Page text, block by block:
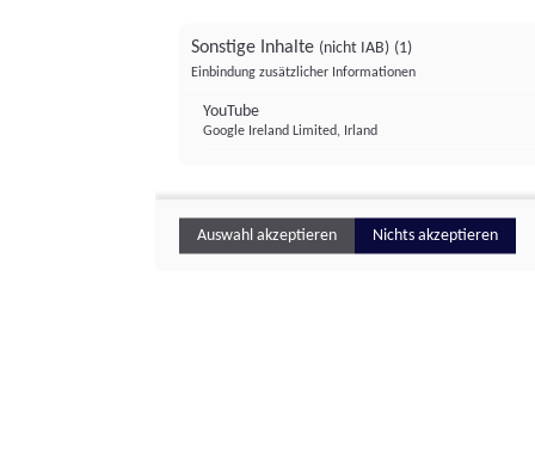
Sonstige Inhalte (nicht IAB) (1)
Einbindung zusätzlicher Informationen
YouTube
Google Ireland Limited, Irland
Auswahl akzeptieren Nichts akzeptieren